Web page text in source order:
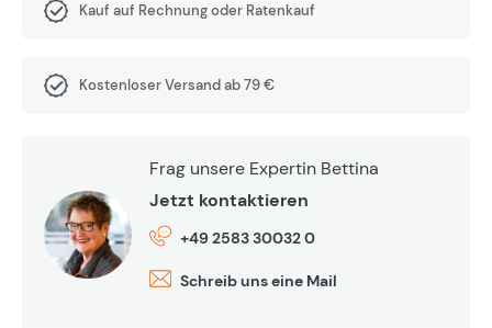
Kauf auf Rechnung oder Ratenkauf
Kostenloser Versand ab 79 €
Frag unsere Expertin Bettina
Jetzt kontaktieren
+49 2583 30032 0
Schreib uns eine Mail